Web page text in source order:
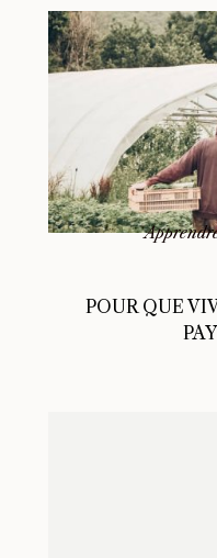
POUR QUE